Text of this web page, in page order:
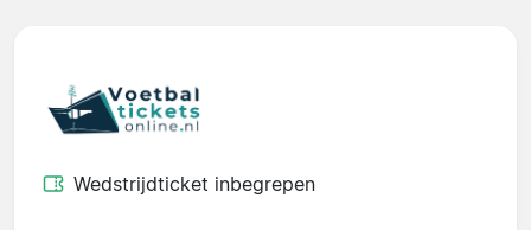
Wedstrijdticket inbegrepen